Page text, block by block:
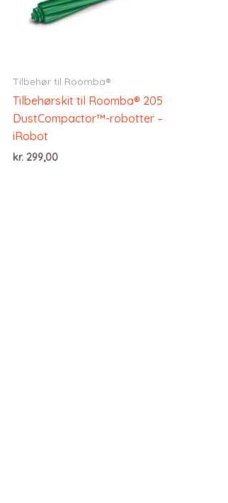
Tilbehør til Roomba®
Tilbehørskit til Roomba® 205
DustCompactor™-robotter –
iRobot
kr.299,00